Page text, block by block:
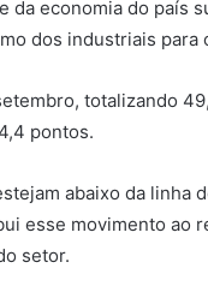
economia do país
dos industriais para
totalizando
pontos.
abaixo da linha
esse movimento ao
setor.